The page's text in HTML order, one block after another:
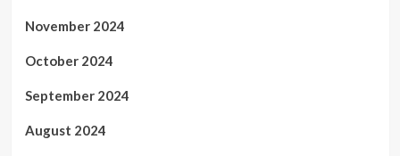
November 2024
October 2024
September 2024
August 2024